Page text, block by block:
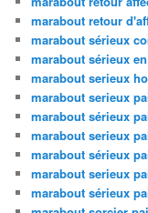
marabout retour
marabout sérieux
marabout sérieux
marabout serieux
marabout serieux
marabout sérieux
marabout serieux
marabout sérieux
marabout serieux
marabout sérieux